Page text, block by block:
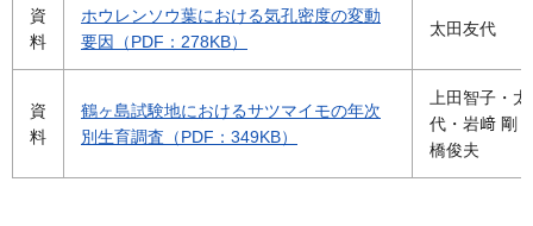
資
料
ホウレンソウ葉における気孔密度の変動
要因（PDF：278KB）
太田友代
資
料
鶴ヶ島試験地におけるサツマイモの年次
別生育調査（PDF：349KB）
上田智子・太
代・岩﨑 剛
橋俊夫